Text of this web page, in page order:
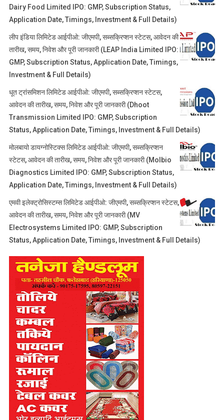
Dairy Food Limited IPO: GMP, Subscription Status,
Application Date, Timings, Investment & Full Details)
लीप इंडिया लिमिटेड आईपीओ: जीएमपी, सब्सक्रिप्शन स्टेटस, आवेदन की
तारीख, समय, निवेश और पूरी जानकारी (LEAP India Limited IPO:
GMP, Subscription Status, Application Date, Timings,
Investment & Full Details)
धूत ट्रांसमिशन लिमिटेड आईपीओ: जीएमपी, सब्सक्रिप्शन स्टेटस,
आवेदन की तारीख, समय, निवेश और पूरी जानकारी (Dhoot
Transmission Limited IPO: GMP, Subscription
Status, Application Date, Timings, Investment & Full Details)
मोलबायो डायग्नोस्टिक्स लिमिटेड आईपीओ: जीएमपी, सब्सक्रिप्शन
स्टेटस, आवेदन की तारीख, समय, निवेश और पूरी जानकारी (Molbio
Diagnostics Limited IPO: GMP, Subscription Status,
Application Date, Timings, Investment & Full Details)
एमवी इलेक्ट्रोसिस्टम्स लिमिटेड आईपीओ: जीएमपी, सब्सक्रिप्शन स्टेटस,
आवेदन की तारीख, समय, निवेश और पूरी जानकारी (MV
Electrosystems Limited IPO: GMP, Subscription
Status, Application Date, Timings, Investment & Full Details)